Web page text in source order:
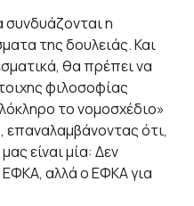
η
της δουλειάς. Και
θα πρέπει να
φιλοσοφίας
το νομοσχέδιο»
επαναλαμβάνοντας ότι,
είναι μία: Δεν
ΕΦΚΑ, αλλά ο ΕΦΚΑ για